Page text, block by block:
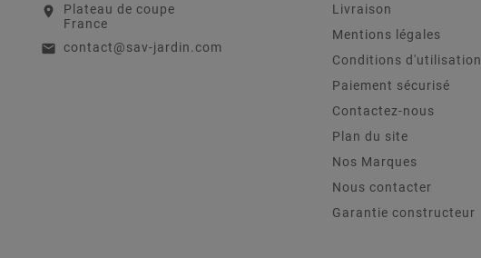
location_on
Plateau de coupe
France
email contact@sav-jardin.com
Livraison
Mentions légales
Conditions d'utilisation
Paiement sécurisé
Contactez-nous
Plan du site
Nos Marques
Nous contacter
Garantie constructeur